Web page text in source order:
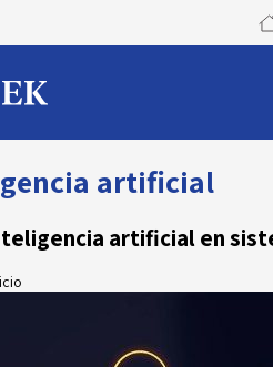
artificial
artificial en